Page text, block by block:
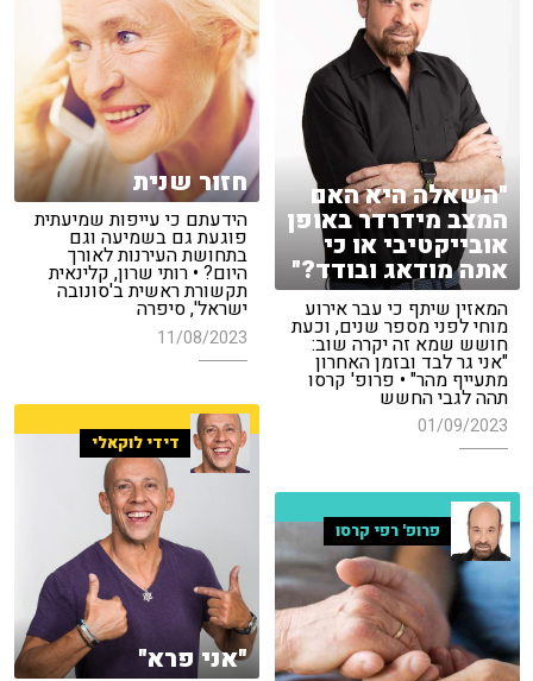
"השאלה היא האם
המצב מידרדר באופן
אובייקטיבי או כי
אתה מודאג ובודד?"
המאזין שיתף כי עבר אירוע
מוחי לפני מספר שנים, וכעת
חושש שמא זה יקרה שוב:
"אני גר לבד ובזמן האחרון
מתעייף מהר" • פרופ' קרסו
תהה לגבי החשש
01/09/2023
חזור שנית
הידעתם כי עייפות שמיעתית
פוגעת גם בשמיעה וגם
בתחושת העירנות לאורך
היום? • רותי שרון, קלינאית
תקשורת ראשית ב'סונובה
ישראל', סיפרה
11/08/2023
דידי לוקאלי
"אני פרא"
פרופ' רפי קרסו